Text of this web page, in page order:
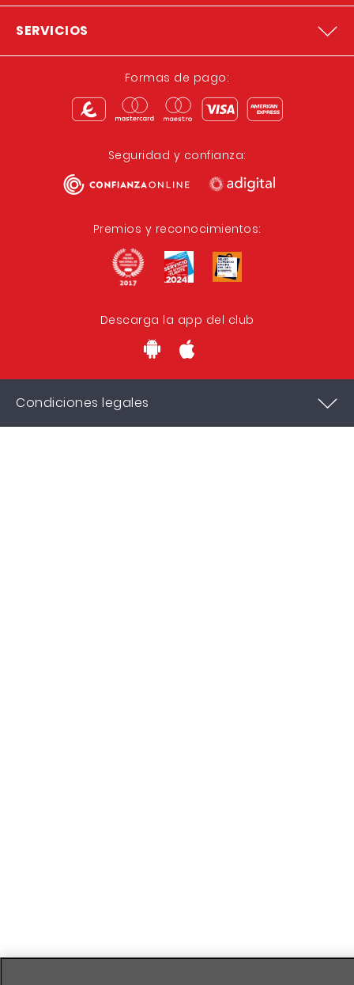
SERVICIOS
Formas de pago:
Seguridad y confianza:
Premios y reconocimientos:
Descarga la app del club
Condiciones legales